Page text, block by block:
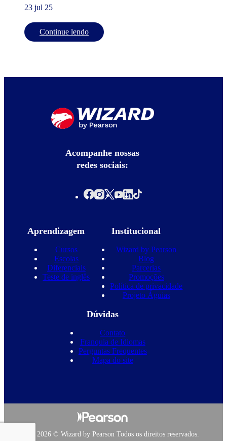
23 jul 25
Continue lendo
Acompanhe nossas
redes sociais:
Aprendizagem
Cursos
Escolas
Diferenciais
Teste de inglês
Institucional
Wizard by Pearson
Blog
Parcerias
Promoções
Política de privacidade
Projeto Águias
Dúvidas
Contato
Franquia de Idiomas
Perguntas Frequentes
Mapa do site
Copyright 2026 © Wizard by Pearson Todos os direitos reservados.